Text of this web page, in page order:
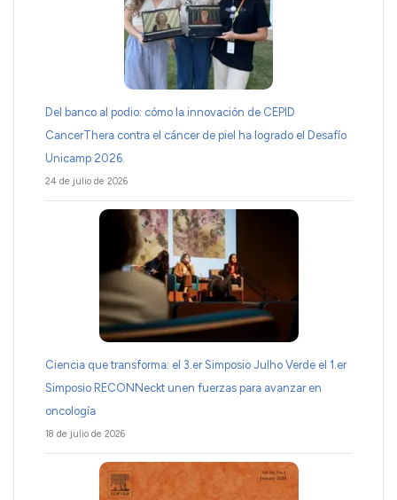
Del banco al podio: cómo la innovación de CEPID
CancerThera contra el cáncer de piel ha logrado el Desafío
Unicamp 2026.
24 de julio de 2026
Ciencia que transforma: el 3.er Simposio Julho Verde el 1.er
Simposio RECONNeckt unen fuerzas para avanzar en
oncología
18 de julio de 2026